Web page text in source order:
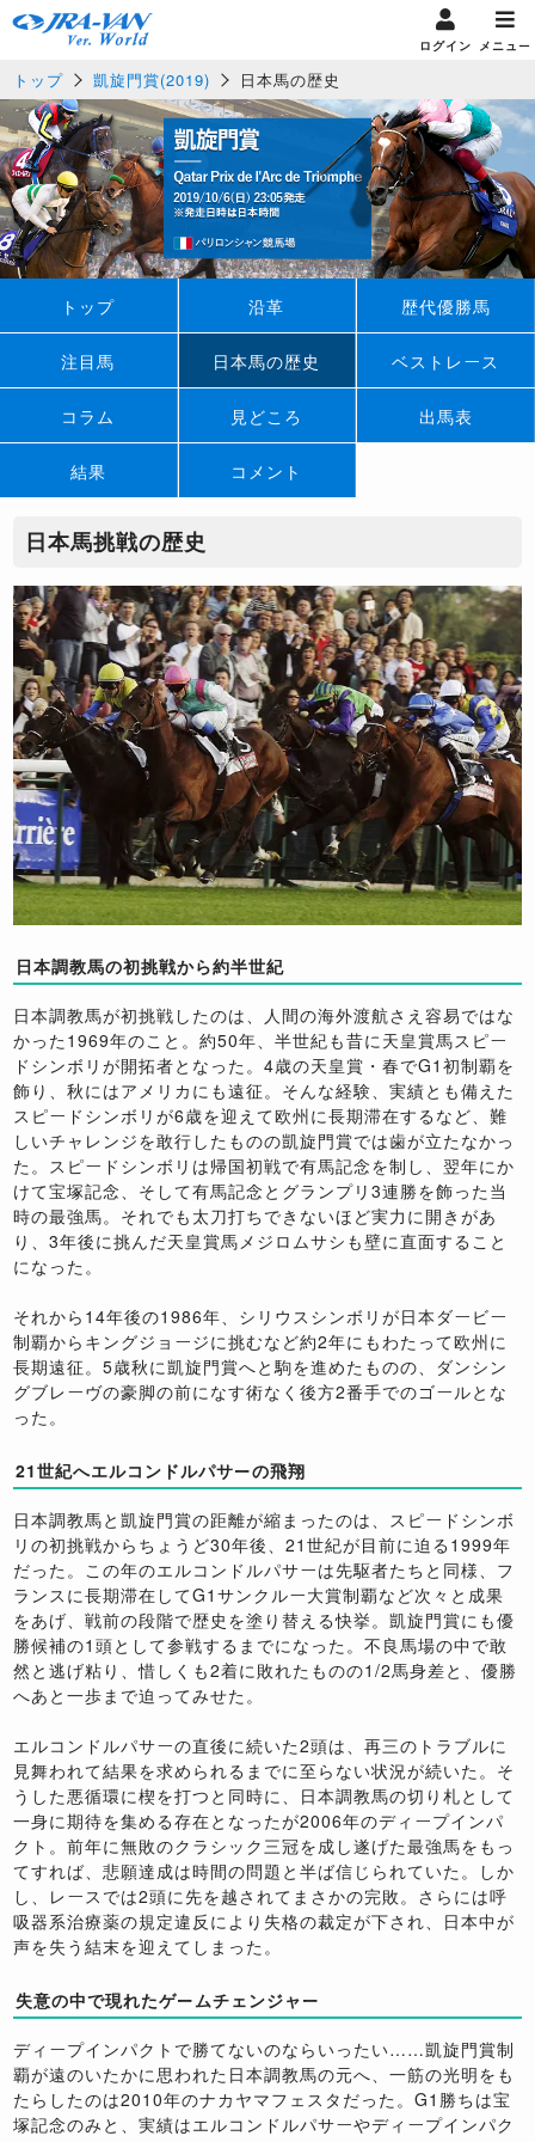
ログイン メニュー
トップ 凱旋門賞(2019) 日本馬の歴史
トップ 沿革 歴代優勝馬
注目馬 日本馬の歴史 ベストレース
コラム 見どころ 出馬表
結果 コメント
日本馬挑戦の歴史
日本調教馬の初挑戦から約半世紀
日本調教馬が初挑戦したのは、人間の海外渡航さえ容易ではな
かった1969年のこと。約50年、半世紀も昔に天皇賞馬スピー
ドシンボリが開拓者となった。4歳の天皇賞・春でG1初制覇を
飾り、秋にはアメリカにも遠征。そんな経験、実績とも備えた
スピードシンボリが6歳を迎えて欧州に長期滞在するなど、難
しいチャレンジを敢行したものの凱旋門賞では歯が立たなかっ
た。スピードシンボリは帰国初戦で有馬記念を制し、翌年にか
けて宝塚記念、そして有馬記念とグランプリ3連勝を飾った当
時の最強馬。それでも太刀打ちできないほど実力に開きがあ
り、3年後に挑んだ天皇賞馬メジロムサシも壁に直面すること
になった。
それから14年後の1986年、シリウスシンボリが日本ダービー
制覇からキングジョージに挑むなど約2年にもわたって欧州に
長期遠征。5歳秋に凱旋門賞へと駒を進めたものの、ダンシン
グブレーヴの豪脚の前になす術なく後方2番手でのゴールとな
った。
21世紀へエルコンドルパサーの飛翔
日本調教馬と凱旋門賞の距離が縮まったのは、スピードシンボ
リの初挑戦からちょうど30年後、21世紀が目前に迫る1999年
だった。この年のエルコンドルパサーは先駆者たちと同様、フ
ランスに長期滞在してG1サンクルー大賞制覇など次々と成果
をあげ、戦前の段階で歴史を塗り替える快挙。凱旋門賞にも優
勝候補の1頭として参戦するまでになった。不良馬場の中で敢
然と逃げ粘り、惜しくも2着に敗れたものの1/2馬身差と、優勝
へあと一歩まで迫ってみせた。
エルコンドルパサーの直後に続いた2頭は、再三のトラブルに
見舞われて結果を求められるまでに至らない状況が続いた。そ
うした悪循環に楔を打つと同時に、日本調教馬の切り札として
一身に期待を集める存在となったが2006年のディープインパ
クト。前年に無敗のクラシック三冠を成し遂げた最強馬をもっ
てすれば、悲願達成は時間の問題と半ば信じられていた。しか
し、レースでは2頭に先を越されてまさかの完敗。さらには呼
吸器系治療薬の規定違反により失格の裁定が下され、日本中が
声を失う結末を迎えてしまった。
失意の中で現れたゲームチェンジャー
ディープインパクトで勝てないのならいったい……凱旋門賞制
覇が遠のいたかに思われた日本調教馬の元へ、一筋の光明をも
たらしたのは2010年のナカヤマフェスタだった。G1勝ちは宝
塚記念のみと、実績はエルコンドルパサーやディープインパク